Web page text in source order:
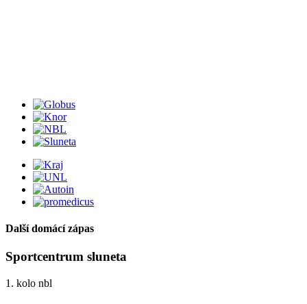
Další domácí zápas
Sportcentrum sluneta
1. kolo nbl